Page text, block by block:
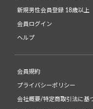
新規男性会員登録 18歳以上
会員ログイン
ヘルプ
会員規約
プライバシーポリシー
会社概要/特定商取引法に基